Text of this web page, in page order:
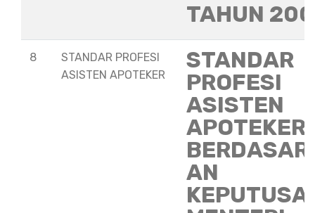
TAHUN
8
STANDAR PROFESI
ASISTEN APOTEKER
STANDAR
PROFESI
ASISTEN
APOTEKER
AN